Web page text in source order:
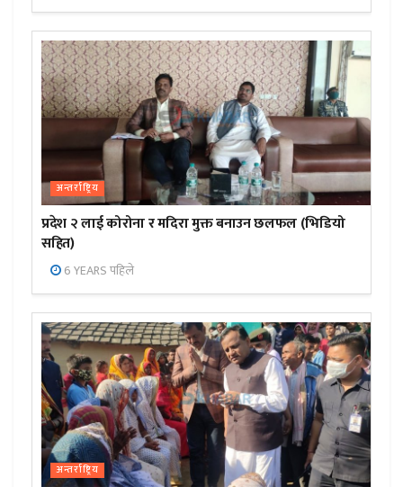
अन्तर्राष्ट्रिय
प्रदेश २ लाई कोरोना र मदिरा मुक्त बनाउन छलफल (भिडियो
सहित)
6 YEARS पहिले
अन्तर्राष्ट्रिय